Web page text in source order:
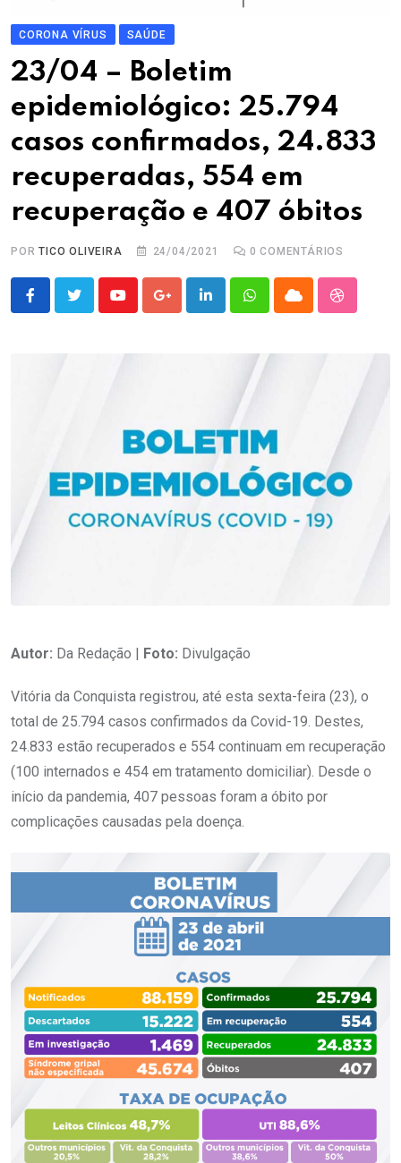
CORONA VÍRUS SAÚDE
23/04 – Boletim
epidemiológico: 25.794
casos confirmados, 24.833
recuperadas, 554 em
recuperação e 407 óbitos
PORTICO OLIVEIRA 24/04/2021 0 COMENTÁRIOS
YoutubeGoogle+LinkedInWhatsappCloud
Autor: Da Redação | Foto: Divulgação
Vitória da Conquista registrou, até esta sexta-feira (23), o
total de 25.794 casos confirmados da Covid-19. Destes,
24.833 estão recuperados e 554 continuam em recuperação
(100 internados e 454 em tratamento domiciliar). Desde o
início da pandemia, 407 pessoas foram a óbito por
complicações causadas pela doença.